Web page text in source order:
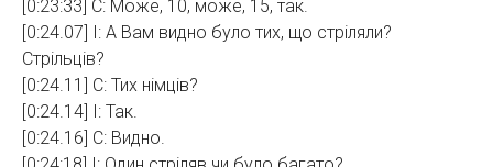
[0:23:33] С: Може, 10, може, 15, так.
[0:24.07] І: А Вам видно було тих, що стріляли?
Стрільців?
[0:24.11] С: Тих німців?
[0:24.14] І: Так.
[0:24.16] С: Видно.